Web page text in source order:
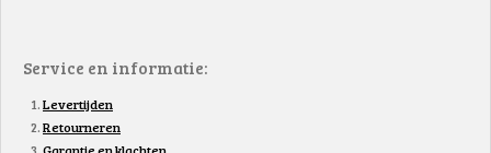
Service en informatie:
Levertijden
Retourneren
Garantie en klachten